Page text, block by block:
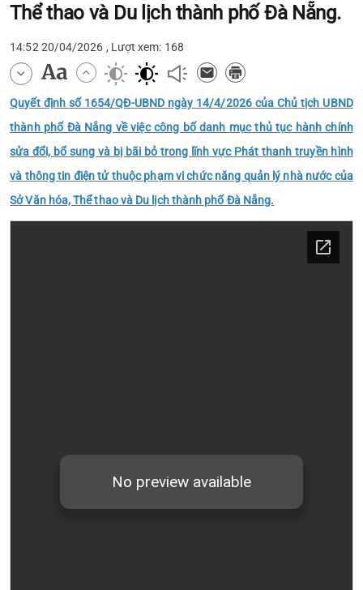
Thể thao và Du lịch thành phố Đà Nẵng.
14:52 20/04/2026 , Lượt xem: 168
Quyết định số 1654/QĐ-UBND ngày 14/4/2026 của Chủ tịch UBND
thành phố Đà Nẵng về việc công bố danh mục thủ tục hành chính
sửa đổi, bổ sung và bị bãi bỏ trong lĩnh vực Phát thanh truyền hình
và thông tin điện tử thuộc phạm vi chức năng quản lý nhà nước của
Sở Văn hóa, Thể thao và Du lịch thành phố Đà Nẵng.